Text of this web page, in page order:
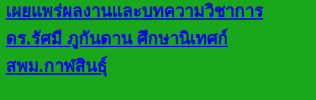
เผยแพร่ผลงานและบทความวิชาการ
ดร.รัศมี ภูกันดาน ศึกษานิเทศก์
สพม.กาฬสินธุ์